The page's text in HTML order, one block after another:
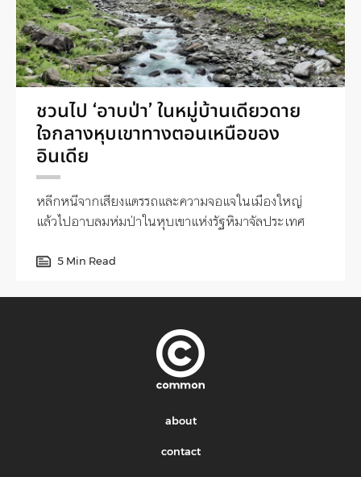
ชวนไป ‘อาบป่า’ ในหมู่บ้านเดียวดาย
ใจกลางหุบเขาทางตอนเหนือของ
อินเดีย
หลีกหนีจากเสียงแตรรถและความจอแจในเมืองใหญ่
แล้วไปอาบลมห่มป่าในหุบเขาแห่งรัฐหิมาจัลประเทศ
5 Min Read
about
contact